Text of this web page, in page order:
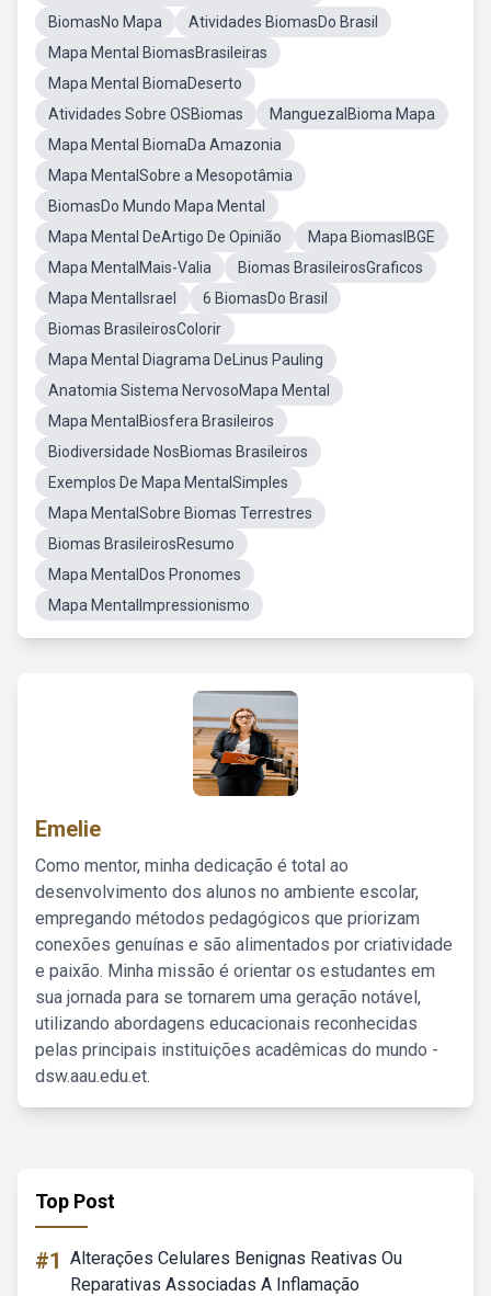
BiomasNo Mapa
Atividades BiomasDo Brasil
Mapa Mental BiomasBrasileiras
Mapa Mental BiomaDeserto
Atividades Sobre OSBiomas
ManguezalBioma Mapa
Mapa Mental BiomaDa Amazonia
Mapa MentalSobre a Mesopotâmia
BiomasDo Mundo Mapa Mental
Mapa Mental DeArtigo De Opinião
Mapa BiomasIBGE
Mapa MentalMais-Valia
Biomas BrasileirosGraficos
Mapa MentalIsrael
6 BiomasDo Brasil
Biomas BrasileirosColorir
Mapa Mental Diagrama DeLinus Pauling
Anatomia Sistema NervosoMapa Mental
Mapa MentalBiosfera Brasileiros
Biodiversidade NosBiomas Brasileiros
Exemplos De Mapa MentalSimples
Mapa MentalSobre Biomas Terrestres
Biomas BrasileirosResumo
Mapa MentalDos Pronomes
Mapa MentalImpressionismo
Emelie
Como mentor, minha dedicação é total ao
desenvolvimento dos alunos no ambiente escolar,
empregando métodos pedagógicos que priorizam
conexões genuínas e são alimentados por criatividade
e paixão. Minha missão é orientar os estudantes em
sua jornada para se tornarem uma geração notável,
utilizando abordagens educacionais reconhecidas
pelas principais instituições acadêmicas do mundo -
dsw.aau.edu.et.
Top Post
#1 Alterações Celulares Benignas Reativas Ou
Reparativas Associadas A Inflamação